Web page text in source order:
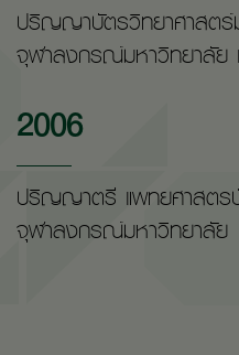
ปริญญาบัตรวิทยาศาสต
จุฬาลงกรณ์มหาวิทยาลัย
2006
ปริญญาตรี แพทยศาสต
จุฬาลงกรณ์มหาวิทยาลัย